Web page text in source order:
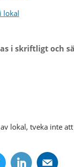
lokal
i skriftligt och
lokal, tveka inte